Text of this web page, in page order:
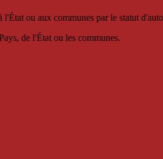
l'État ou aux communes par le statut
de l'État ou les communes.